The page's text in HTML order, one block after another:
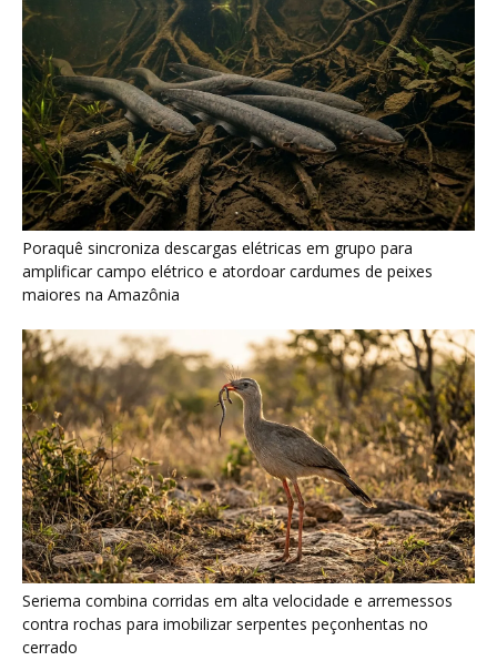
Seriema combina corridas em alta velocidade e arremessos
contra rochas para imobilizar serpentes peçonhentas no
cerrado
Serpente escavadora brasileira Tametara mirim reescreve a
evolução dos répteis